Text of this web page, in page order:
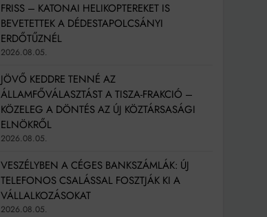
FRISS – KATONAI HELIKOPTEREKET IS
BEVETETTEK A DÉDESTAPOLCSÁNYI
ERDŐTŰZNÉL
2026.08.05.
JÖVŐ KEDDRE TENNÉ AZ
ÁLLAMFŐVÁLASZTÁST A TISZA-FRAKCIÓ –
KÖZELEG A DÖNTÉS AZ ÚJ KÖZTÁRSASÁGI
ELNÖKRŐL
2026.08.05.
VESZÉLYBEN A CÉGES BANKSZÁMLÁK: ÚJ
TELEFONOS CSALÁSSAL FOSZTJÁK KI A
VÁLLALKOZÁSOKAT
2026.08.05.